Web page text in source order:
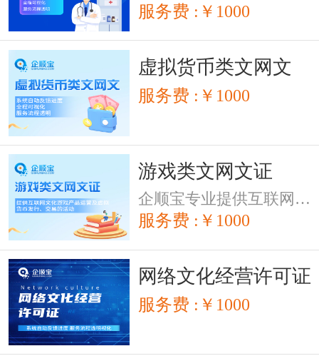
服务费 :￥1000
虚拟货币类文网文
服务费 :￥1000
游戏类文网文证
企顺宝专业提供互联网文化游戏产品运营及虚拟货币发行、交易的活动,需得到当地文化局的同意或认可,由文化局颁发游戏类网络文化经营许可证牌照
服务费 :￥1000
网络文化经营许可证
服务费 :￥1000